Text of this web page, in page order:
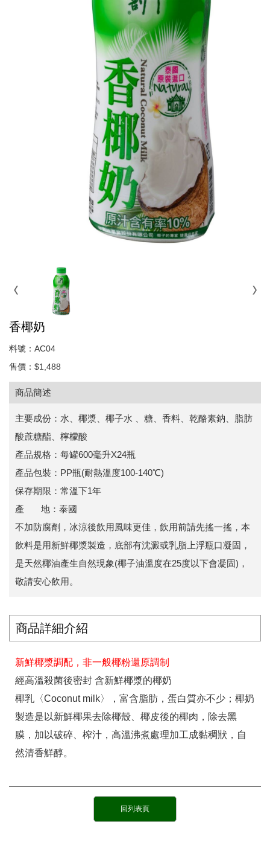
香椰奶
料號：AC04
售價：$1,488
商品簡述
主要成份：水、椰漿、椰子水 、糖、香料、乾酪素鈉、脂肪
酸蔗糖酯、檸檬酸
產品規格：每罐600毫升X24瓶
產品包裝：PP瓶(耐熱溫度100-140℃)
保存期限：常溫下1年
產 地：泰國
不加防腐劑，冰涼後飲用風味更佳，飲用前請先搖一搖，本
飲料是用新鮮椰漿製造，底部有沈澱或乳脂上浮瓶口凝固，
是天然椰油產生自然現象(椰子油溫度在25度以下會凝固)，
敬請安心飲用。
商品詳細介紹
新鮮椰漿調配，非一般椰粉還原調制
經高溫殺菌後密封 含新鮮椰漿的椰奶
椰乳〈Coconut milk〉，富含脂肪，蛋白質亦不少；椰奶
製造是以新鮮椰果去除椰殼、椰皮後的椰肉，除去黑
膜，加以破碎、榨汁，高溫沸煮處理加工成黏稠狀，自
然清香鮮醇。
回列表頁